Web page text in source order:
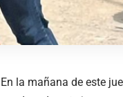
En la mañana de este